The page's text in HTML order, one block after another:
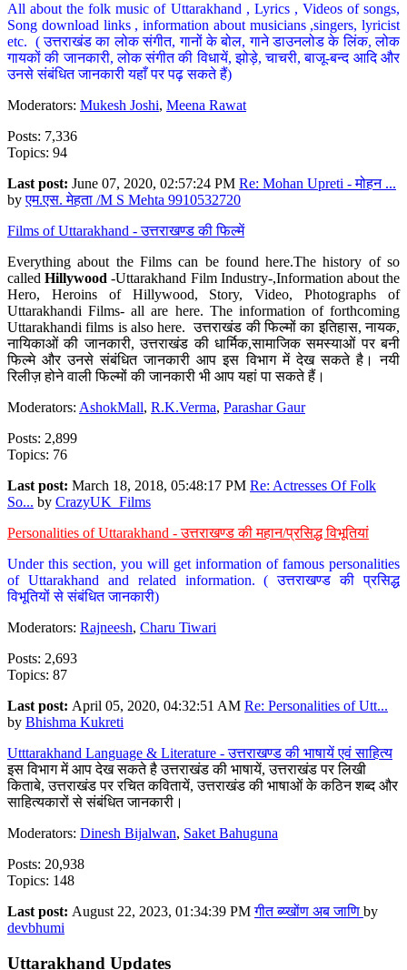
All about the folk music of Uttarakhand , Lyrics , Videos of songs,
Song download links , information about musicians ,singers, lyricist
etc. ( उत्तराखंड का लोक संगीत, गानों के बोल, गाने डाउनलोड के लिंक, लोक
गायकों की जानकारी, लोक संगीत की विधायें, झोड़े, चाचरी, बाजू-बन्द आदि और
उनसे संबंधित जानकारी यहाँ पर पढ़ सकते हैं)
Moderators: Mukesh Joshi, Meena Rawat
Posts: 7,336
Topics: 94
Last post: June 07, 2020, 02:57:24 PM Re: Mohan Upreti - मोहन ...
byएम.एस. मेहता /M S Mehta 9910532720
Films of Uttarakhand - उत्तराखण्ड की फिल्में
Everything about the Films can be found here.The history of so
calledHillywood-Uttarakhand Film Industry-,Information about the
Hero, Heroins of Hillywood, Story, Video, Photographs of
Uttarakhandi Films- all are here. The information of forthcoming
Uttarakhandi films is also here. उत्तराखंड की फिल्मों का इतिहास, नायक,
नायिकाओं की जानकारी, उत्तराखंड की धार्मिक,सामाजिक समस्याओं पर बनी
फिल्मे और उनसे संबंधित जानकारी आप इस विभाग में देख सकते है। नयी
रिलीज़ होने वाली फिल्मों की जानकारी भी आप यहां पा सकते हैं।
Moderators: AshokMall, R.K.Verma, Parashar Gaur
Posts: 2,899
Topics: 76
Last post: March 18, 2018, 05:48:17 PM Re: Actresses Of Folk
So... by CrazyUK_Films
Personalities of Uttarakhand - उत्तराखण्ड की महान/प्रसिद्ध विभूतियां
Under this section, you will get information of famous personalities
of Uttarakhand and related information. ( उत्तराखण्ड की प्रसिद्ध
विभूतियों से संबंधित जानकारी)
Moderators: Rajneesh, Charu Tiwari
Posts: 2,693
Topics: 87
Last post: April 05, 2020, 04:32:51 AM Re: Personalities of Utt...
by Bhishma Kukreti
Utttarakhand Language & Literature - उत्तराखण्ड की भाषायें एवं साहित्य
इस विभाग में आप देख सकते है उत्तराखंड की भाषायें, उत्तराखंड पर लिखी
किताबे, उत्तराखंड पर रचित कवितायें, उत्तराखंड की भाषाओं के कठिन शब्द और
साहित्यकारों से संबंधित जानकारी।
Moderators: Dinesh Bijalwan, Saket Bahuguna
Posts: 20,938
Topics: 148
Last post: August 22, 2023, 01:34:39 PMगीत ब्य्खोंण अब जाणि by
devbhumi
Uttarakhand Updates